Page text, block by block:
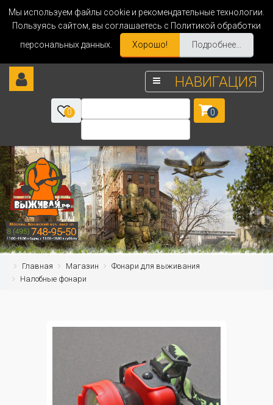
Мы используем файлы cookie и рекомендательные технологии.
Пользуясь сайтом, вы соглашаетесь с Политикой обработки
персональных данных.
Хорошо! Подробнее...
НАВИГАЦИЯ
0 0
Главная Магазин
Фонари для выживания
Налобные фонари